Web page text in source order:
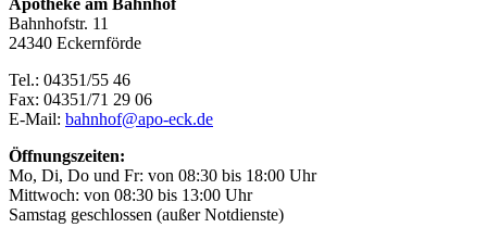
Apotheke am Bahnhof
Bahnhofstr. 11
24340 Eckernförde
Tel.: 04351/55 46
Fax: 04351/71 29 06
E-Mail: bahnhof@apo-eck.de
Öffnungszeiten:
Mo, Di, Do und Fr: von 08:30 bis 18:00 Uhr
Mittwoch: von 08:30 bis 13:00 Uhr
Samstag geschlossen (außer Notdienste)